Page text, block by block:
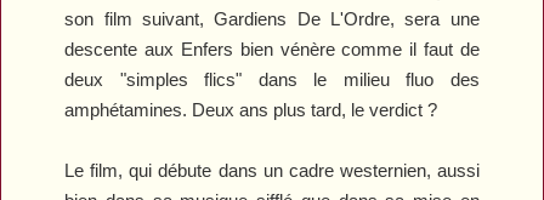
son film suivant,Gardiens De L'Ordre, sera une
descente aux Enfers bien vénère comme il faut de
deux "simples flics" dans le milieu fluo des
amphétamines. Deux ans plus tard, le verdict ?
Le film, qui débute dans un cadre westernien, aussi